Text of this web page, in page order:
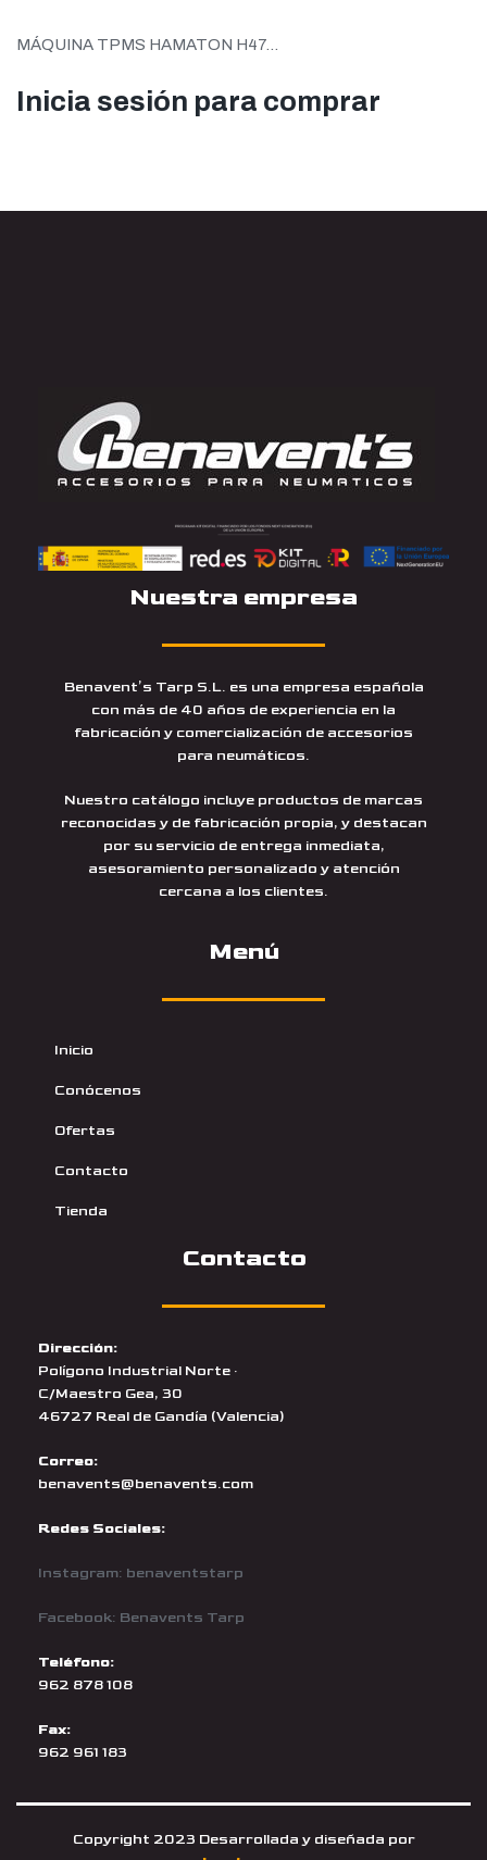
MÁQUINA TPMS HAMATON H47...
Inicia sesión para comprar
Nuestra empresa
Benavent’s Tarp S.L. es una empresa española
con más de 40 años de experiencia en la
fabricación y comercialización de accesorios
para neumáticos.
Nuestro catálogo incluye productos de marcas
reconocidas y de fabricación propia, y destacan
por su servicio de entrega inmediata,
asesoramiento personalizado y atención
cercana a los clientes.
Menú
Inicio
Conócenos
Ofertas
Contacto
Tienda
Contacto
Dirección:
Polígono Industrial Norte ·
C/Maestro Gea, 30
46727 Real de Gandía (Valencia)
Correo:
benavents@benavents.com
Redes Sociales:
Instagram: benaventstarp
Facebook: Benavents Tarp
Teléfono:
962 878 108
Fax:
962 961 183
Copyright 2023 Desarrollada y diseñada por